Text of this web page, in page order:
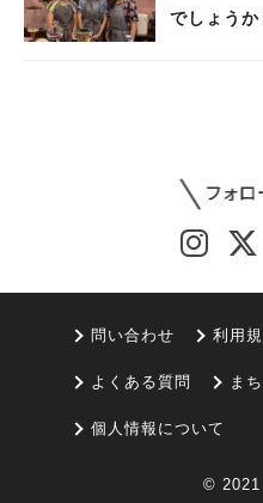
でしょうか
問い合わせ 利用
よくある質問 ま
個人情報について
© 2021